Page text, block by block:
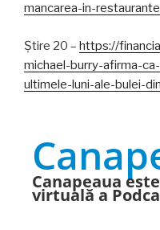
mancarea-in-
Știre 20 – https://
michael-burry-afirma-
ultimele-luni-ale-bulei-
Canapeaua
virtuală a